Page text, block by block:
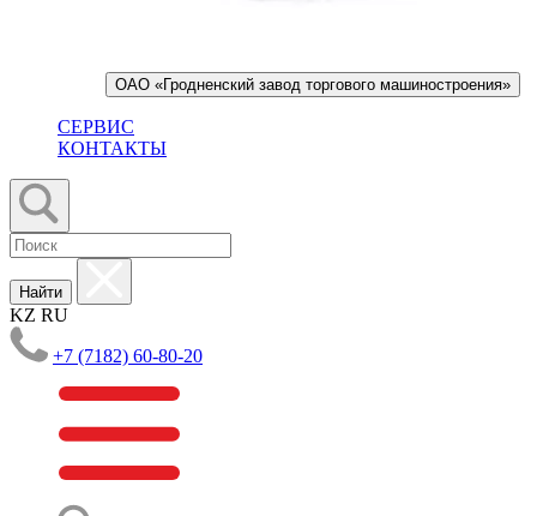
ОАО «Гродненский завод торгового машиностроения»
СЕРВИС
КОНТАКТЫ
Найти
KZ RU
+7 (7182) 60-80-20